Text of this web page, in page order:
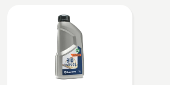
proizvode